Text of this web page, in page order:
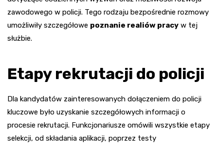
zawodowego w policji. Tego rodzaju bezpośrednie rozmowy
umożliwiły szczegółowe poznanie realiów pracy w tej
służbie.
Etapy rekrutacji do policji
Dla kandydatów zainteresowanych dołączeniem do policji
kluczowe było uzyskanie szczegółowych informacji o
procesie rekrutacji. Funkcjonariusze omówili wszystkie etapy
selekcji, od składania aplikacji, poprzez testy